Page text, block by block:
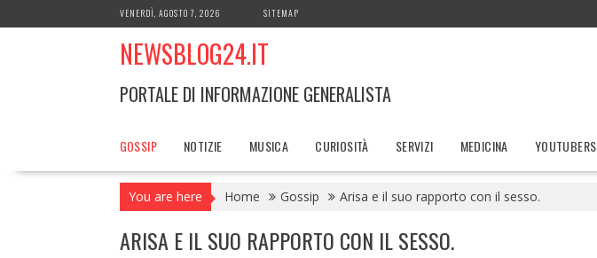
to
VENERDÌ, AGOSTO 7, 2026 SITEMAP
NEWSBLOG24.IT
PORTALE DI INFORMAZIONE GENERALISTA
GOSSIP NOTIZIE MUSICA CURIOSITÀ SERVIZI MEDICINA YOUTUBERS
You are here Home Gossip Arisa e il suo rapporto con il sesso.
ARISA E IL SUO RAPPORTO CON IL SESSO.